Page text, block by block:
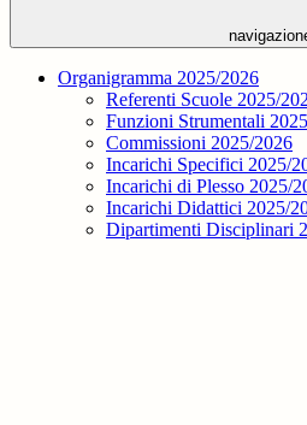
Organigramma 2025/2026
Referenti Scuole 2025/
Funzioni Strumentali
Commissioni 2025/2026
Incarichi Specifici 2025/
Incarichi di Plesso 2025/
Incarichi Didattici 2025/
Dipartimenti Disciplinari